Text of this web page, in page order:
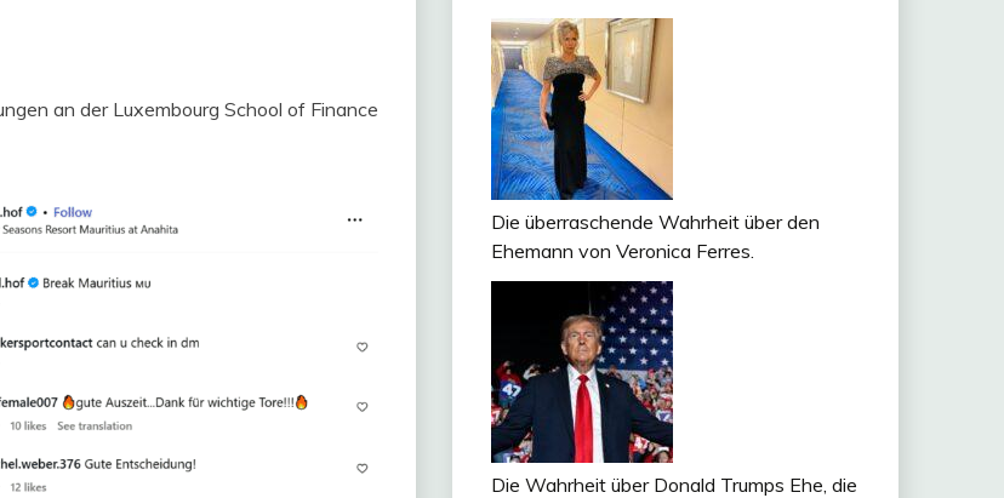
an der Luxembourg School of Finance
Die überraschende Wahrheit über den
Ehemann von Veronica Ferres.
Die Wahrheit über Donald Trumps Ehe, die